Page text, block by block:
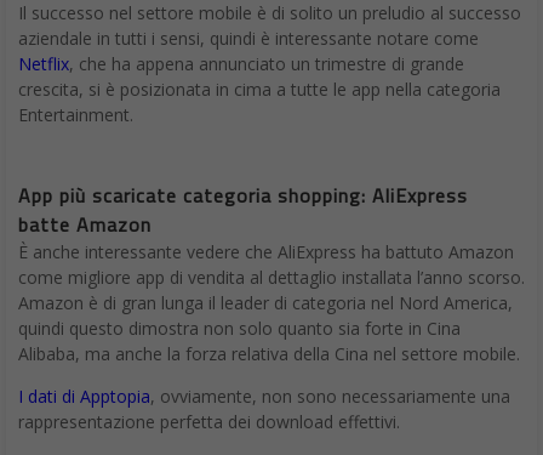
Il successo nel settore mobile è di solito un preludio al successo
aziendale in tutti i sensi, quindi è interessante notare come
Netflix, che ha appena annunciato un trimestre di grande
crescita, si è posizionata in cima a tutte le app nella categoria
Entertainment.
App più scaricate categoria shopping: AliExpress
batte Amazon
È anche interessante vedere che AliExpress ha battuto Amazon
come migliore app di vendita al dettaglio installata l’anno scorso.
Amazon è di gran lunga il leader di categoria nel Nord America,
quindi questo dimostra non solo quanto sia forte in Cina
Alibaba, ma anche la forza relativa della Cina nel settore mobile.
I dati di Apptopia, ovviamente, non sono necessariamente una
rappresentazione perfetta dei download effettivi.